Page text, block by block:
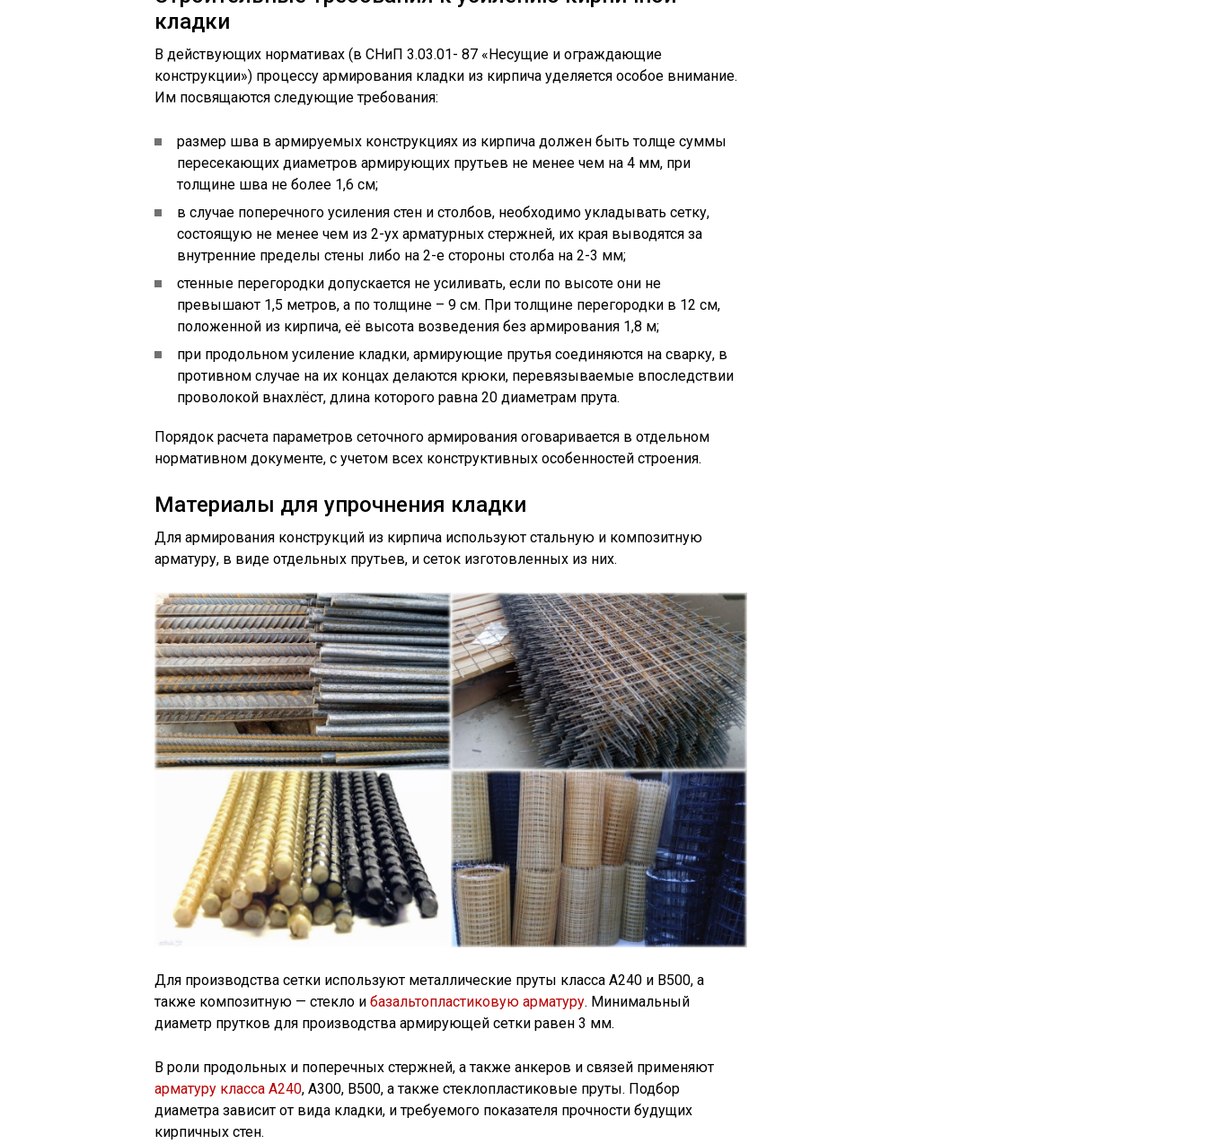
кладки
В действующих нормативах (в СНиП 3.03.01- 87 «Несущие и ограждающие
конструкции») процессу армирования кладки из кирпича уделяется особое внимание.
Им посвящаются следующие требования:
размер шва в армируемых конструкциях из кирпича должен быть толще суммы
пересекающих диаметров армирующих прутьев не менее чем на 4 мм, при
толщине шва не более 1,6 см;
в случае поперечного усиления стен и столбов, необходимо укладывать сетку,
состоящую не менее чем из 2-ух арматурных стержней, их края выводятся за
внутренние пределы стены либо на 2-е стороны столба на 2-3 мм;
стенные перегородки допускается не усиливать, если по высоте они не
превышают 1,5 метров, а по толщине – 9 см. При толщине перегородки в 12 см,
положенной из кирпича, её высота возведения без армирования 1,8 м;
при продольном усиление кладки, армирующие прутья соединяются на сварку, в
противном случае на их концах делаются крюки, перевязываемые впоследствии
проволокой внахлёст, длина которого равна 20 диаметрам прута.
Порядок расчета параметров сеточного армирования оговаривается в отдельном
нормативном документе, с учетом всех конструктивных особенностей строения.
Материалы для упрочнения кладки
Для армирования конструкций из кирпича используют стальную и композитную
арматуру, в виде отдельных прутьев, и сеток изготовленных из них.
Для производства сетки используют металлические пруты класса А240 и В500, а
также композитную — стекло и базальтопластиковую арматуру. Минимальный
диаметр прутков для производства армирующей сетки равен 3 мм.
В роли продольных и поперечных стержней, а также анкеров и связей применяют
арматуру класса А240, А300, В500, а также стеклопластиковые пруты. Подбор
диаметра зависит от вида кладки, и требуемого показателя прочности будущих
кирпичных стен.